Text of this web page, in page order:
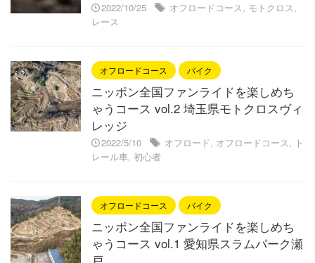
2022/10/25 オフロードコース, モトクロス,
レース
オフロードコース バイク
ニッポン全国ファンライドを楽しめち
ゃうコース vol.2 埼玉県モトクロスヴィ
レッジ
2022/5/10 オフロード, オフロードコース, ト
レール車, 初心者
オフロードコース バイク
ニッポン全国ファンライドを楽しめち
ゃうコース vol.1 愛知県スラムパーク瀬